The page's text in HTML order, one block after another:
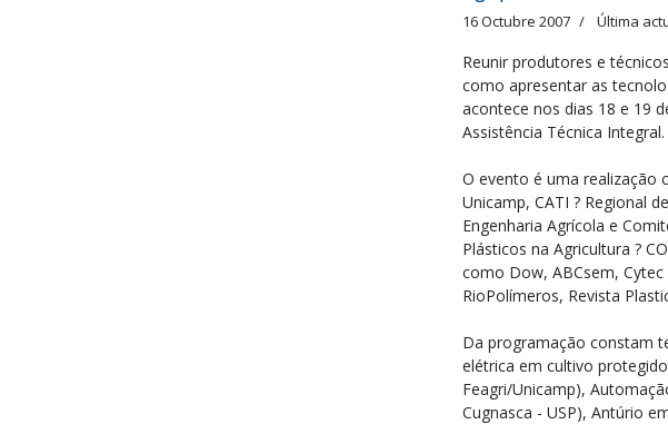
16 Octubre 2007 Última
Reunir produtores e
como apresentar as
acontece nos dias 18 e 19
Assistência Técnica Integral.
O evento é uma realização
Unicamp, CATI ? Regional
Engenharia Agrícola e
Plásticos na Agricultura ?
como Dow, ABCsem,
RioPolímeros, Revista
Da programação constam
elétrica em cultivo
Feagri/Unicamp),
Cugnasca - USP), Antúrio